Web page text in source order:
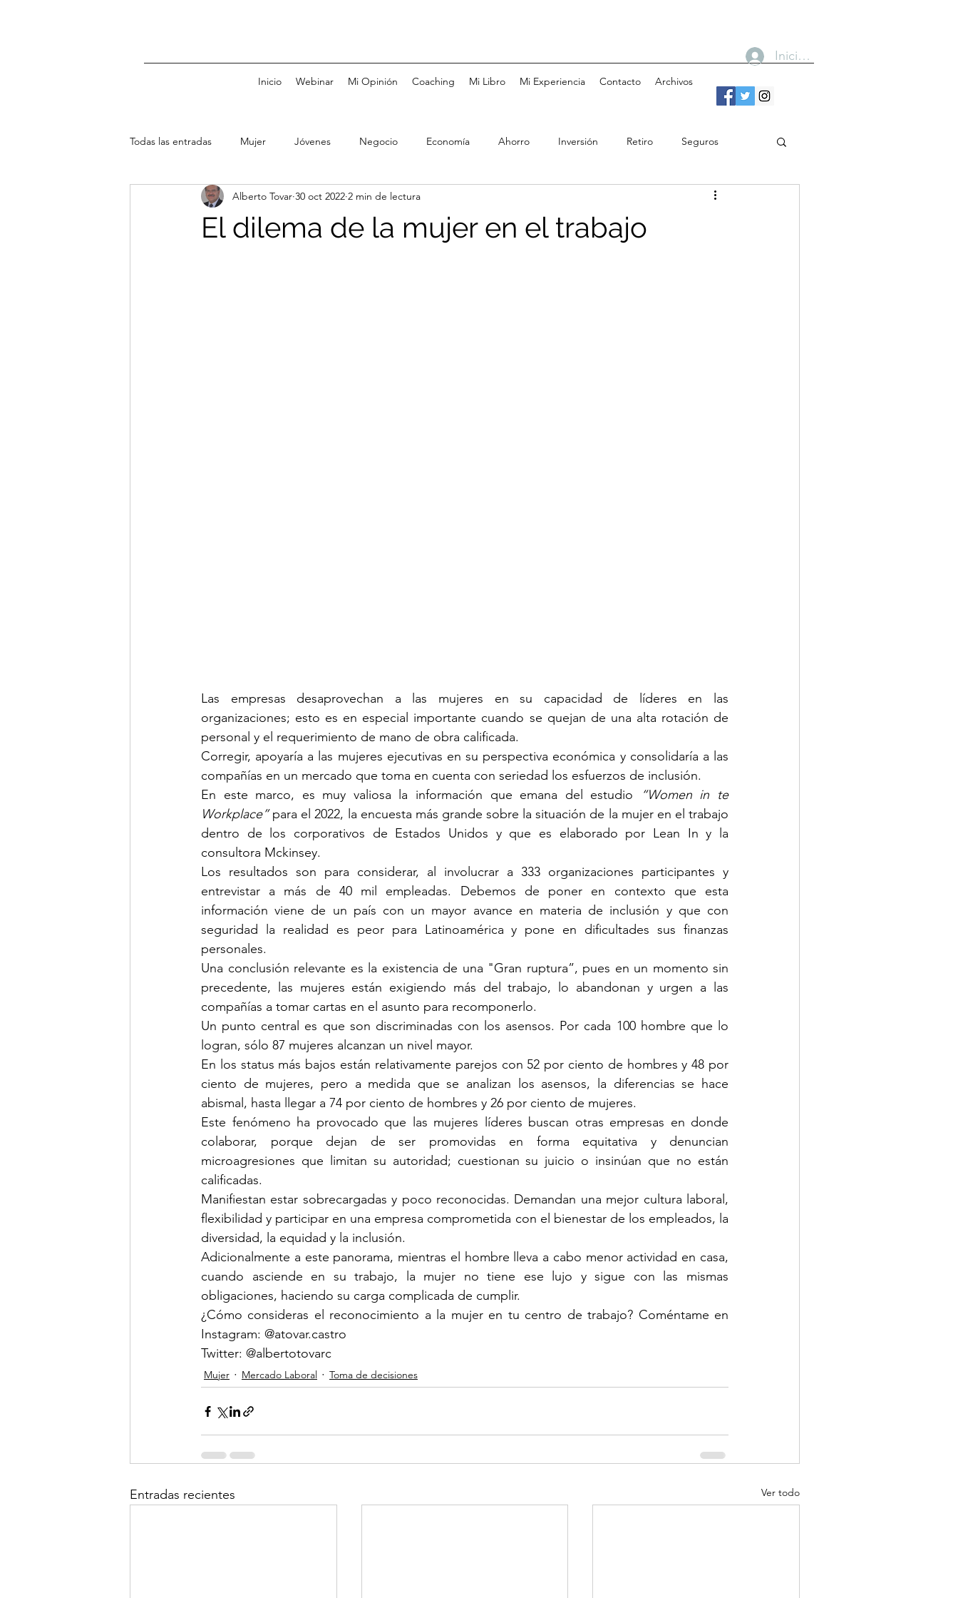
Iniciar sesión
Inicio Webinar Mi Opinión Coaching Mi Libro Mi Experiencia Contacto Archivos
Todas las entradas Mujer Jóvenes Negocio Economía Ahorro Inversión Retiro Seguros
Niños Crédito Tarjetas de Crédito
El dilema de la mujer en el trabajo
Alberto Tovar 30 oct 2022 2 min de lectura
Las empresas desaprovechan a las mujeres en su capacidad de líderes en las
organizaciones; esto es en especial importante cuando se quejan de una alta rotación de
personal y el requerimiento de mano de obra calificada.
Corregir, apoyaría a las mujeres ejecutivas en su perspectiva económica y consolidaría a las
compañías en un mercado que toma en cuenta con seriedad los esfuerzos de inclusión.
En este marco, es muy valiosa la información que emana del estudio
“Women in te
Workplace” para el 2022, la encuesta más grande sobre la situación de la mujer en el trabajo
dentro de los corporativos de Estados Unidos y que es elaborado por Lean In y la
consultora Mckinsey.
Los resultados son para considerar, al involucrar a 333 organizaciones participantes y
entrevistar a más de 40 mil empleadas. Debemos de poner en contexto que esta
información viene de un país con un mayor avance en materia de inclusión y que con
seguridad la realidad es peor para Latinoamérica y pone en dificultades sus finanzas
personales.
Una conclusión relevante es la existencia de una "Gran ruptura”, pues en un momento sin
precedente, las mujeres están exigiendo más del trabajo, lo abandonan y urgen a las
compañías a tomar cartas en el asunto para recomponerlo.
Un punto central es que son discriminadas con los asensos. Por cada 100 hombre que lo
logran, sólo 87 mujeres alcanzan un nivel mayor.
En los status más bajos están relativamente parejos con 52 por ciento de hombres y 48 por
ciento de mujeres, pero a medida que se analizan los asensos, la diferencias se hace
abismal, hasta llegar a 74 por ciento de hombres y 26 por ciento de mujeres.
Este fenómeno ha provocado que las mujeres líderes buscan otras empresas en donde
colaborar, porque dejan de ser promovidas en forma equitativa y denuncian
microagresiones que limitan su autoridad; cuestionan su juicio o insinúan que no están
calificadas.
Manifiestan estar sobrecargadas y poco reconocidas. Demandan una mejor cultura laboral,
flexibilidad y participar en una empresa comprometida con el bienestar de los empleados, la
diversidad, la equidad y la inclusión.
Adicionalmente a este panorama, mientras el hombre lleva a cabo menor actividad en casa,
cuando asciende en su trabajo, la mujer no tiene ese lujo y sigue con las mismas
obligaciones, haciendo su carga complicada de cumplir.
¿Cómo consideras el reconocimiento a la mujer en tu centro de trabajo? Coméntame en
Instagram: @atovar.castro
Twitter: @albertotovarc
Mujer Mercado Laboral Toma de decisiones
Entradas recientes Ver todo